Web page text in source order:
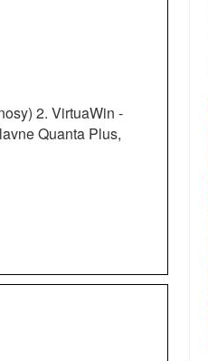
2. VirtuaWin -
Quanta Plus,